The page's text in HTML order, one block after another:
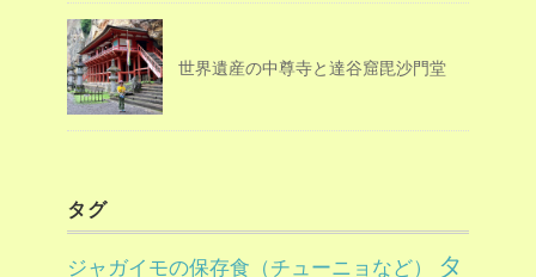
世界遺産の中尊寺と達谷窟毘沙門堂
タグ
ジャガイモの保存食（チューニョなど）
タ